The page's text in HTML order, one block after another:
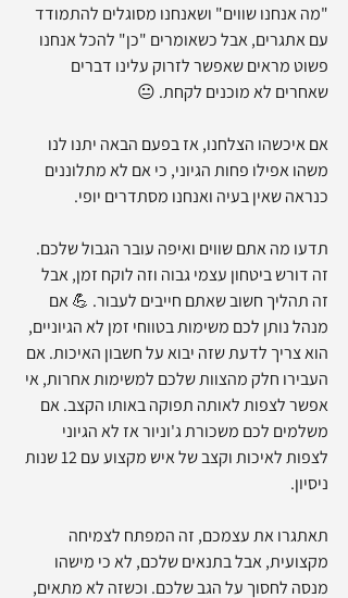
"מה אנחנו שווים" ושאנחנו מסוגלים להתמודד
עם אתגרים, אבל כשאומרים "כן" להכל אנחנו
פשוט מראים שאפשר לזרוק עלינו דברים
שאחרים לא מוכנים לקחת. 😐
אם איכשהו הצלחנו, אז בפעם הבאה יתנו לנו
משהו אפילו פחות הגיוני, כי אם לא מתלוננים
כנראה שאין בעיה ואנחנו מסתדרים יופי.
תדעו מה אתם שווים ואיפה עובר הגבול שלכם.
זה דורש ביטחון עצמי גבוה וזה לוקח זמן, אבל
זה תהליך חשוב שאתם חייבים לעבור. 💪 אם
מנהל נותן לכם משימות בטווחי זמן לא הגיוניים,
הוא צריך לדעת שזה יבוא על חשבון האיכות. אם
העבירו חלק מהצוות שלכם למשימות אחרות, אי
אפשר לצפות לאותה תפוקה באותו הקצב. אם
משלמים לכם משכורת ג'וניור אז לא הגיוני
לצפות לאיכות וקצב של איש מקצוע עם 12 שנות
ניסיון.
תאתגרו את עצמכם, זה המפתח לצמיחה
מקצועית, אבל בתנאים שלכם, לא כי מישהו
מנסה לחסוך על הגב שלכם. וכשזה לא מתאים,